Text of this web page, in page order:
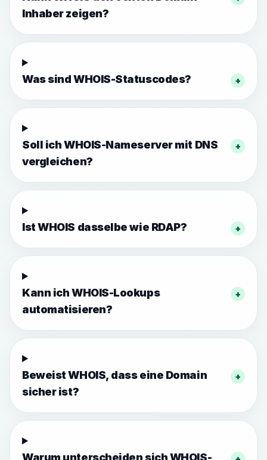
Inhaber zeigen?
Was sind WHOIS-Statuscodes? +
Soll ich WHOIS-Nameserver mit DNS
vergleichen?
+
Ist WHOIS dasselbe wie RDAP? +
Kann ich WHOIS-Lookups
automatisieren?
+
Beweist WHOIS, dass eine Domain
sicher ist?
+
Warum unterscheiden sich WHOIS-